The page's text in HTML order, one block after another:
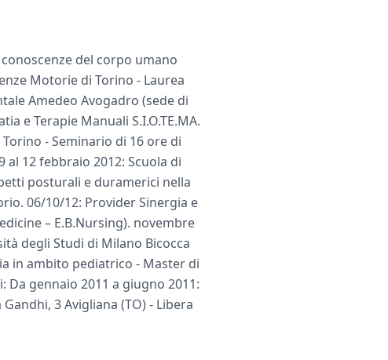
del corpo umano
Motorie di Torino - Laurea
Amedeo Avogadro (sede di
e Terapie Manuali S.I.O.TE.MA.
Torino - Seminario di 16 ore di
al 12 febbraio 2012: Scuola di
posturali e duramerici nella
06/10/12: Provider Sinergia e
– E.B.Nursing). novembre
degli Studi di Milano Bicocca
in ambito pediatrico - Master di
gennaio 2011 a giugno 2011:
3 Avigliana (TO) - Libera